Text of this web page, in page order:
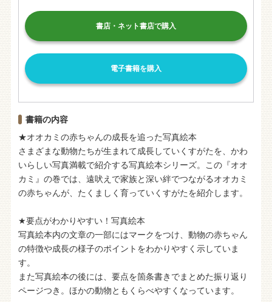
書店・ネット書店で購入
電子書籍を購入
書籍の内容
★オオカミの赤ちゃんの成長を追った写真絵本
さまざまな動物たちが生まれて成長していくすがたを、かわ
いらしい写真満載で紹介する写真絵本シリーズ。この『オオ
カミ』の巻では、遠吠えで家族と深い絆でつながるオオカミ
の赤ちゃんが、たくましく育っていくすがたを紹介します。
★要点がわかりやすい！写真絵本
写真絵本内の文章の一部にはマークをつけ、動物の赤ちゃん
の特徴や成長の様子のポイントをわかりやすく示していま
す。
また写真絵本の後には、要点を箇条書きでまとめた振り返り
ページつき。ほかの動物ともくらべやすくなっています。